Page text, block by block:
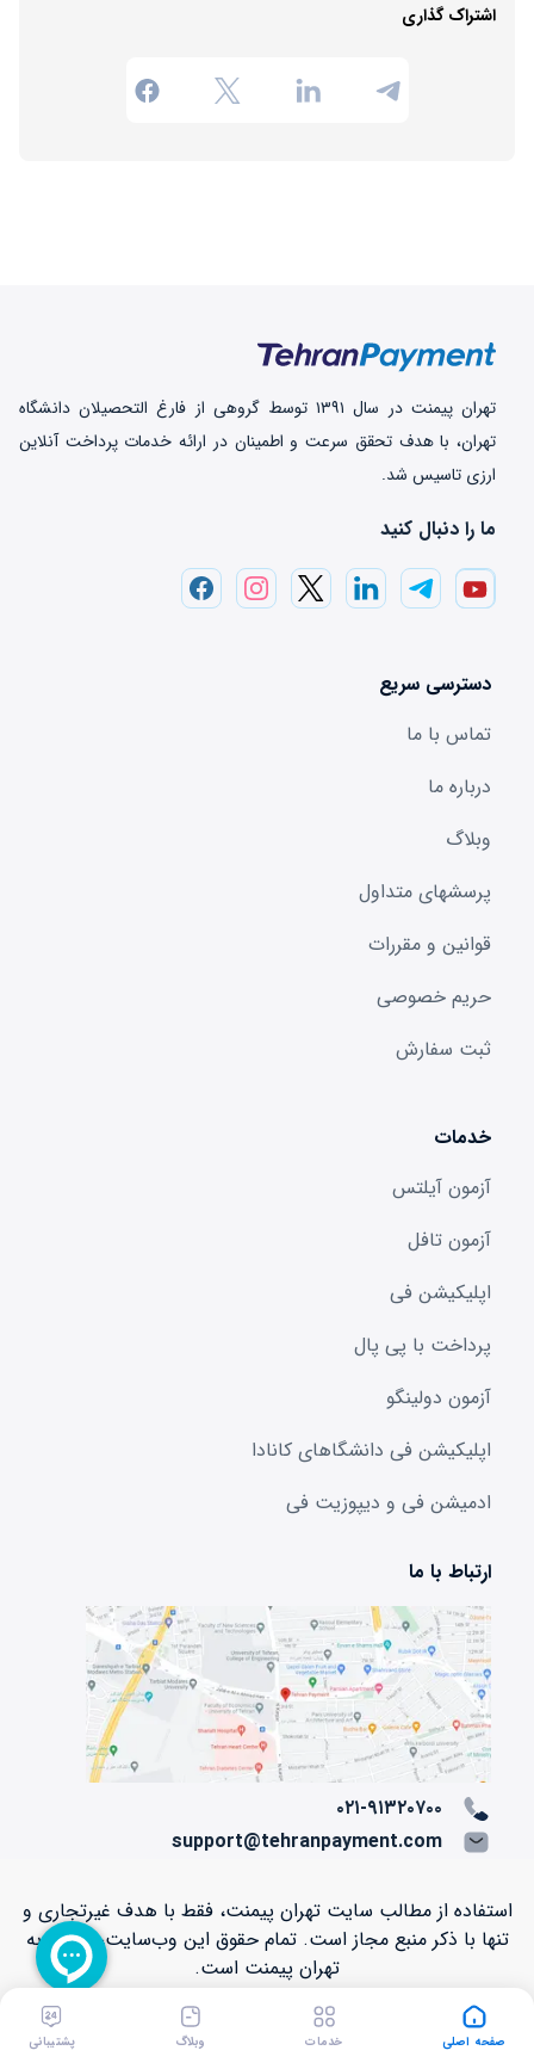
صفحه اصلی خدمات وبلاگ پشتیبانی
اشتراک گذاری
تهران‌ پیمنت در سال ۱۳۹۱ توسط گروهی از فارغ التحصیلان دانشگاه
تهران، با هدف تحقق سرعت و اطمینان در ارائه خدمات پرداخت‌ آنلاین
ارزی تاسیس شد.
ما را دنبال کنید
دسترسی سریع
تماس با ما
درباره ما
وبلاگ
پرسشهای متداول
قوانین و مقررات
حریم خصوصی
ثبت سفارش
خدمات
آزمون آیلتس
آزمون تافل
اپلیکیشن فی
پرداخت با پی پال
آزمون دولینگو
اپلیکیشن فی دانشگا‌های کانادا
ادمیشن فی و دیپوزیت فی
ارتباط با ما
۰۲۱-۹۱۳۲۰۷۰۰
support@tehranpayment.com
استفاده از مطالب سایت تهران پیمنت، فقط با هدف غیرتجاری و
تنها با ذکر منبع مجاز است. تمام حقوق اين وب‌سايت، متعلق به
تهران پیمنت است.
Copyright © ۲۰۱۲ - ۲۰۲۶ TehranPayment.com